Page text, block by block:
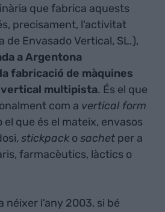
que fabrica aquests
precisament, l'activitat
de Envasado Vertical, SL.),
a Argentona
fabricació de màquines
multipista. És el que
com a vertical form
el que és el mateix, envasos
stickpack osachet per a
farmacèutics, làctics o
néixer l'any 2003, si bé